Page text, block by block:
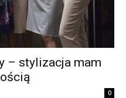
– stylizacja mam
0